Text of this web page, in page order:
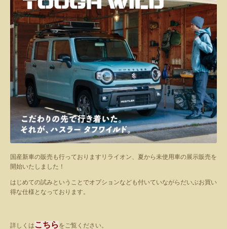
国産新車の販売も行っておりますリライオン、夏から未使用車の展示販売を
開始いたしました！
はじめての試みということでオプションなども付いていながらだいぶお買い
得な仕様となっております。
詳しくは こちら をご覧ください。